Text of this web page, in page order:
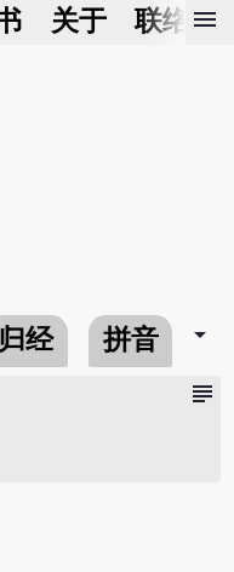
关于 联络我
menu
归经 拼音 arrow_drop_down
subject